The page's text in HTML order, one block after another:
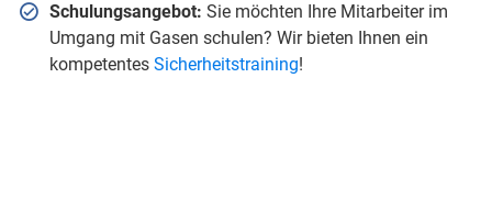
Schulungsangebot: Sie möchten Ihre Mitarbeiter im
Umgang mit Gasen schulen? Wir bieten Ihnen ein
kompetentes Sicherheitstraining!